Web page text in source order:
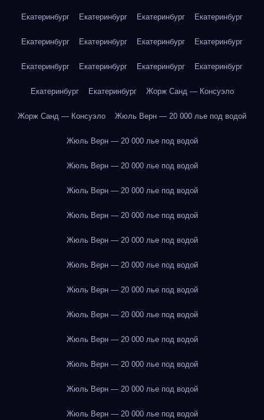
Екатеринбург Екатеринбург Екатеринбург Екатеринбург
Екатеринбург Екатеринбург Екатеринбург Екатеринбург
Екатеринбург Екатеринбург Екатеринбург Екатеринбург
Екатеринбург Екатеринбург Жорж Санд — Консуэло
Жорж Санд — Консуэло Жюль Верн — 20 000 лье под водой
Жюль Верн — 20 000 лье под водой
Жюль Верн — 20 000 лье под водой
Жюль Верн — 20 000 лье под водой
Жюль Верн — 20 000 лье под водой
Жюль Верн — 20 000 лье под водой
Жюль Верн — 20 000 лье под водой
Жюль Верн — 20 000 лье под водой
Жюль Верн — 20 000 лье под водой
Жюль Верн — 20 000 лье под водой
Жюль Верн — 20 000 лье под водой
Жюль Верн — 20 000 лье под водой
Жюль Верн — 20 000 лье под водой